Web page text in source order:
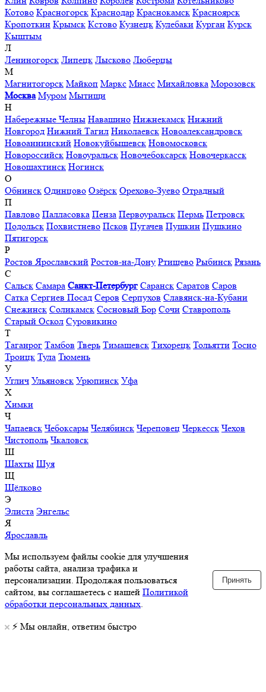
Котово Красногорск Краснодар Краснокамск Красноярск
Кропоткин Крымск Кстово Кузнецк Кулебаки Курган Курск
Кыштым
Л
Лениногорск Липецк Лысково Люберцы
М
Магнитогорск Майкоп Маркс Миасс Михайловка Морозовск
Москва Муром Мытищи
Н
Набережные Челны Навашино Нижнекамск Нижний
Новгород Нижний Тагил Николаевск Новоалександровск
Новоаннинский Новокуйбышевск Новомосковск
Новороссийск Новоуральск Новочебоксарск Новочеркасск
Новошахтинск Ногинск
О
Обнинск Одинцово Озёрск Орехово-Зуево Отрадный
П
Павлово Палласовка Пенза Первоуральск Пермь Петровск
Подольск Похвистнево Псков Пугачев Пушкин Пушкино
Пятигорск
Р
Ростов Ярославский Ростов-на-Дону Ртищево Рыбинск Рязань
С
Сальск Самара Санкт-Петербург Саранск Саратов Саров
Сатка Сергиев Посад Серов Серпухов Славянск-на-Кубани
Снежинск Соликамск Сосновый Бор Сочи Ставрополь
Старый Оскол Суровикино
Т
Таганрог Тамбов Тверь Тимашевск Тихорецк Тольятти Тосно
Троицк Тула Тюмень
У
Углич Ульяновск Урюпинск Уфа
Х
Химки
Ч
Чапаевск Чебоксары Челябинск Череповец Черкесск Чехов
Чистополь Чкаловск
Ш
Шахты Шуя
Щ
Щёлково
Э
Элиста Энгельс
Я
Ярославль
Мы используем файлы cookie для улучшения
работы сайта, анализа трафика и
персонализации. Продолжая пользоваться
сайтом, вы соглашаетесь с нашей Политикой
обработки персональных данных
Принять
⚡️ Мы онлайн, ответим быстро